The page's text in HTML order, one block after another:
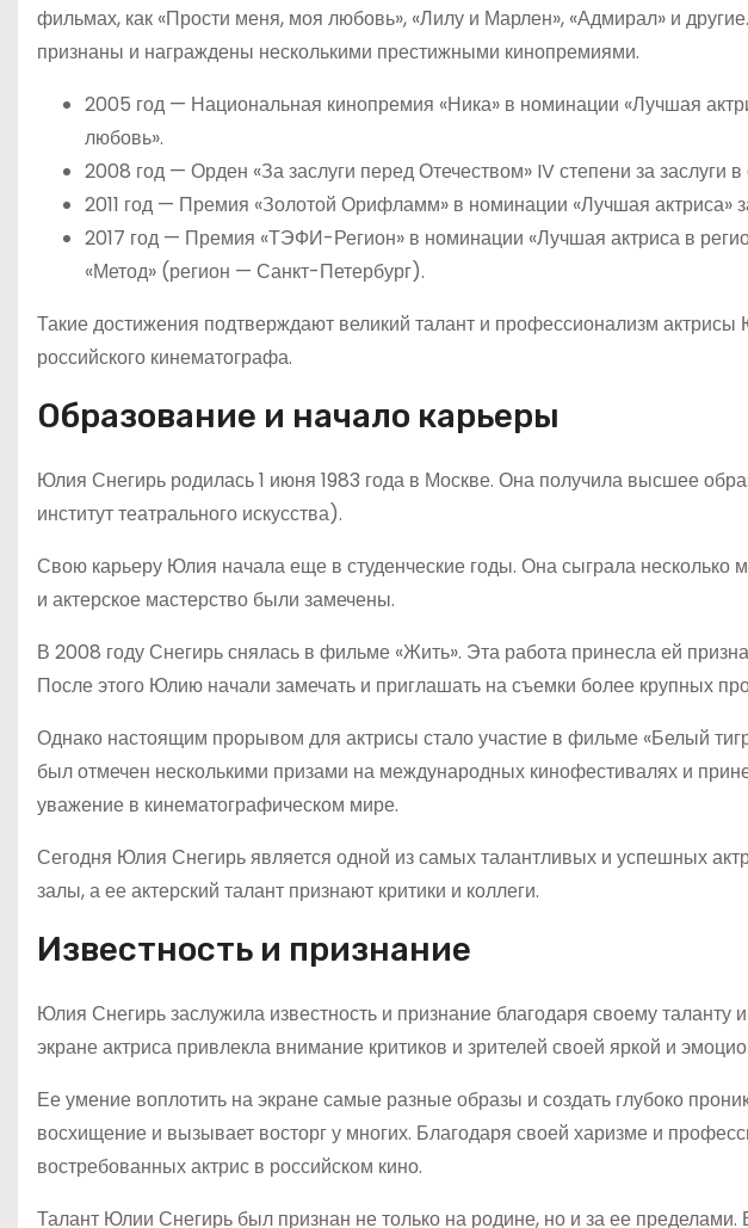
фильмах, как «Прости меня, моя любовь», «Лилу и Марлен», «Адмирал» и
признаны и награждены несколькими престижными кинопремиями.
2005 год — Национальная кинопремия «Ника» в номинации «Лучшая
любовь».
2008 год — Орден «За заслуги перед Отечеством» IV степени за заслуги в
2011 год — Премия «Золотой Орифламм» в номинации «Лучшая актриса»
2017 год — Премия «ТЭФИ-Регион» в номинации «Лучшая актриса в
«Метод» (регион — Санкт-Петербург).
Такие достижения подтверждают великий талант и профессионализм
российского кинематографа.
Образование и начало карьеры
Юлия Снегирь родилась 1 июня 1983 года в Москве. Она получила высшее
институт театрального искусства).
Свою карьеру Юлия начала еще в студенческие годы. Она сыграла несколько
и актерское мастерство были замечены.
В 2008 году Снегирь снялась в фильме «Жить». Эта работа принесла ей
После этого Юлию начали замечать и приглашать на съемки более крупных
Однако настоящим прорывом для актрисы стало участие в фильме «Белый
был отмечен несколькими призами на международных кинофестивалях и
уважение в кинематографическом мире.
Сегодня Юлия Снегирь является одной из самых талантливых и успешных
залы, а ее актерский талант признают критики и коллеги.
Известность и признание
Юлия Снегирь заслужила известность и признание благодаря своему таланту
экране актриса привлекла внимание критиков и зрителей своей яркой и
Ее умение воплотить на экране самые разные образы и создать глубоко
восхищение и вызывает восторг у многих. Благодаря своей харизме и
востребованных актрис в российском кино.
Талант Юлии Снегирь был признан не только на родине, но и за ее